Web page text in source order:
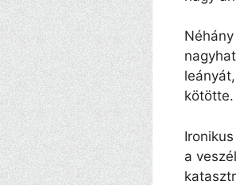
kötötte.
a